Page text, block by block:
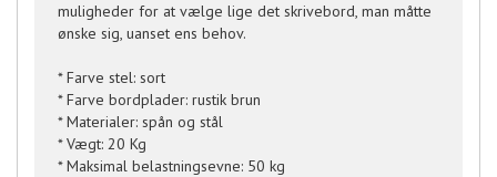
muligheder for at vælge lige det skrivebord, man måtte
ønske sig, uanset ens behov.
* Farve stel: sort
* Farve bordplader: rustik brun
* Materialer: spån og stål
* Vægt: 20 Kg
* Maksimal belastningsevne: 50 kg